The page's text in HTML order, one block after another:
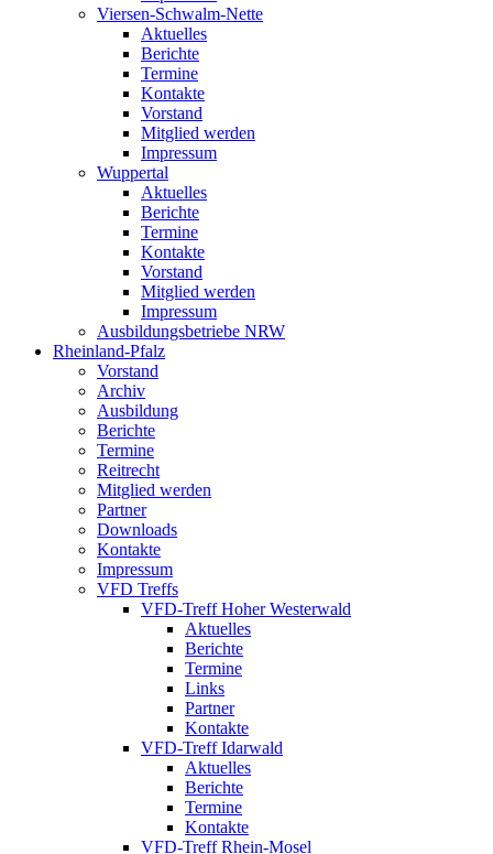
Viersen-Schwalm-Nette
Aktuelles
Berichte
Termine
Kontakte
Vorstand
Mitglied werden
Impressum
Wuppertal
Aktuelles
Berichte
Termine
Kontakte
Vorstand
Mitglied werden
Impressum
Ausbildungsbetriebe NRW
Rheinland-Pfalz
Vorstand
Archiv
Ausbildung
Berichte
Termine
Reitrecht
Mitglied werden
Partner
Downloads
Kontakte
Impressum
VFD Treffs
VFD-Treff Hoher Westerwald
Aktuelles
Berichte
Termine
Links
Partner
Kontakte
VFD-Treff Idarwald
Aktuelles
Berichte
Termine
Kontakte
VFD-Treff Rhein-Mosel